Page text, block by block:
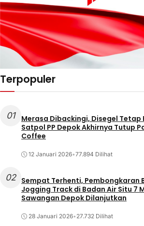
Terpopuler
01
Merasa Dibackingi, Disegel Tetap
Satpol PP Depok Akhirnya Tutup
Coffee
12 Januari 2026•77.894 Dilihat
02
Sempat Terhenti, Pembongkaran
Jogging Track di Badan Air Situ 7
Sawangan Depok Dilanjutkan
28 Januari 2026• 27.732 Dilihat